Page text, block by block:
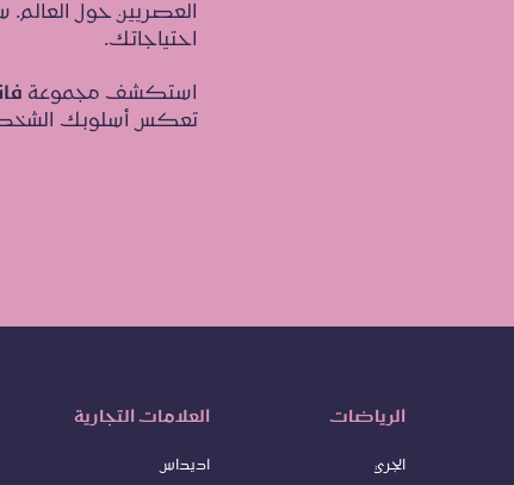
العصريين حول
احتياجاتك.
استكشف مجموعة
تعكس أسلوبك
العلامات التجارية
اديداس
الرياضات
الجري